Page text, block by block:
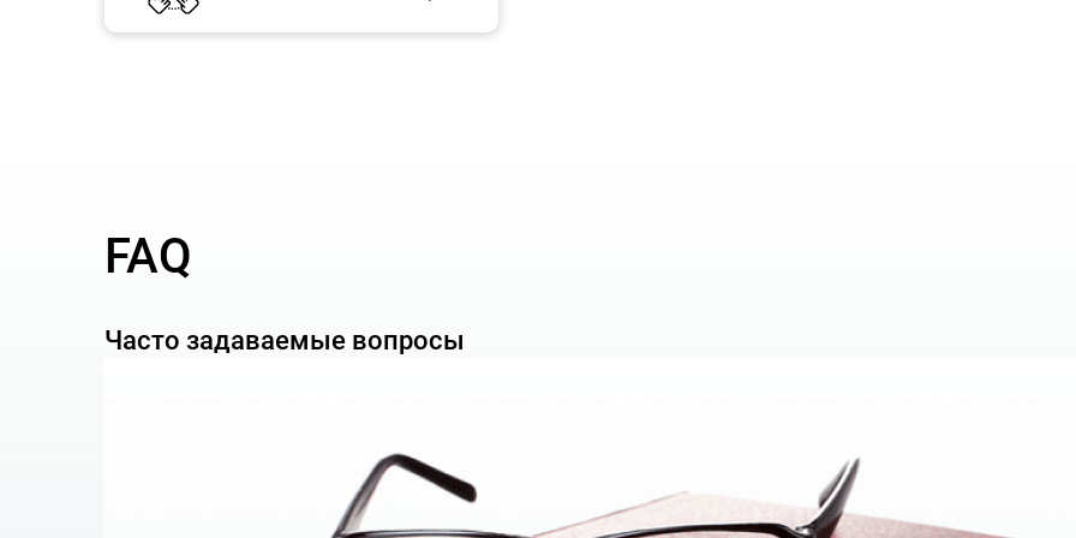
жалоба является допустимой, а требования отвечают средствам конвенциальной защиты.
квалифицируют нарушение Ваших прав в соответствии с Конвенцией и предлагают
формулирования требований жалобы;
осуществляют переписку с Европейским судом по правам человека в Ваших интересах, в том
предпринимают дополнительные меры защиты Ваших прав в пределах национальной
FAQ
Часто задаваемые вопросы